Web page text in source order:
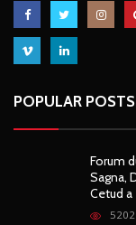
POPULAR POSTS
Forum
Sagna,
Cetud a
5202